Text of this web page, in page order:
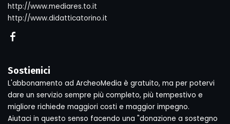
http://www.mediares.to.it
http://www.didatticatorino.it
Sostienici
L'abbonamento ad ArcheoMedia è gratuito, ma per potervi
dare un servizio sempre più completo, più tempestivo e
migliore richiede maggiori costi e maggior impegno.
Aiutaci in questo senso facendo una "donazione a sostegno